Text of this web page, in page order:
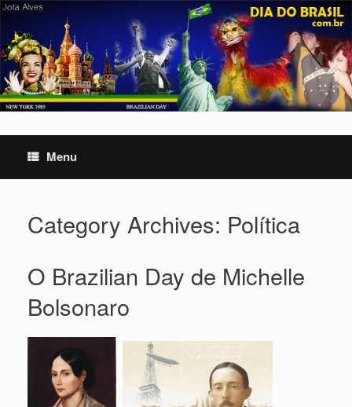
Skip
content
Menu
Category Archives: Política
O Brazilian Day de Michelle
Bolsonaro